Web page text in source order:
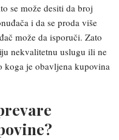
se može desiti da broj
i da se proda više
može da isporuči. Zato
nekvalitetnu uslugu ili ne
koga je obavljena kupovina